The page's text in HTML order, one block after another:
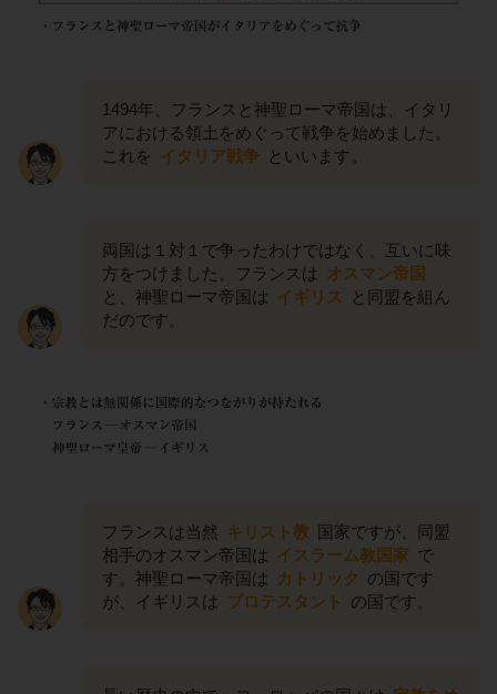
1494年、フランスと神聖ローマ帝国は、イタリ
アにおける領土をめぐって戦争を始めました。
これを イタリア戦争 といいます。
両国は１対１で争ったわけではなく、互いに味
方をつけました。フランスは オスマン帝国
と、神聖ローマ帝国は イギリス
と同盟を組ん
だのです。
フランスは当然 キリスト教 国家ですが、同盟
相手のオスマン帝国は イスラーム教国家 で
す。神聖ローマ帝国は
カトリック の国です
が、イギリスは プロテスタント の国です。